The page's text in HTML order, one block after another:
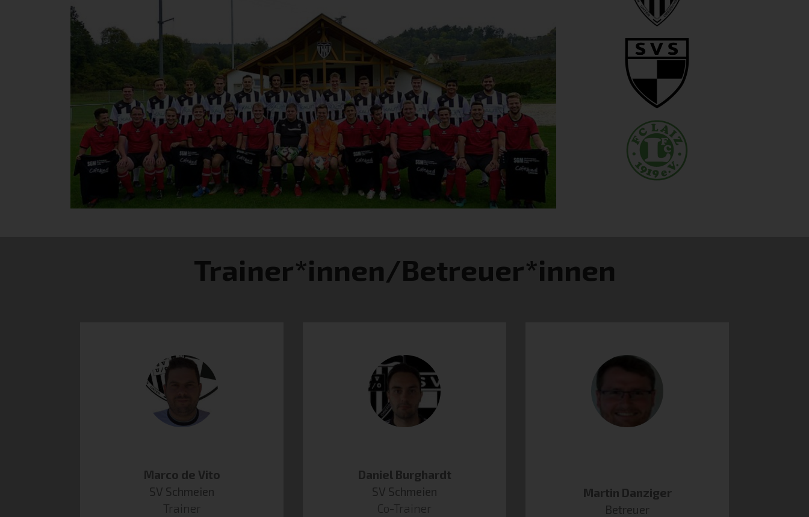
Trainer*innen/Betreuer*innen
Marco de Vito
SV Schmeien
Trainer
Daniel Burghardt
SV Schmeien
Co-Trainer
Martin Danziger
Betreuer